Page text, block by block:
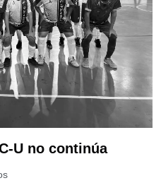
U no continúa